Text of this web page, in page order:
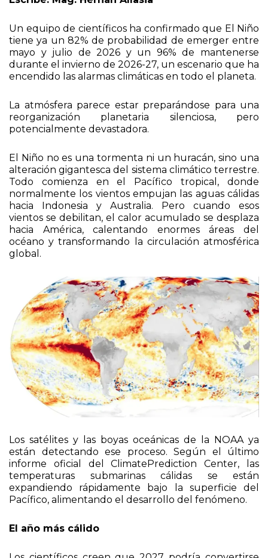
Un equipo de científicos ha confirmado que El Niño
tiene ya un 82% de probabilidad de emerger entre
mayo y julio de 2026 y un 96% de mantenerse
durante el invierno de 2026-27, un escenario que ha
encendido las alarmas climáticas en todo el planeta.
La atmósfera parece estar preparándose para una
reorganización planetaria silenciosa, pero
potencialmente devastadora.
El Niño no es una tormenta ni un huracán, sino una
alteración gigantesca del sistema climático terrestre.
Todo comienza en el Pacífico tropical, donde
normalmente los vientos empujan las aguas cálidas
hacia Indonesia y Australia. Pero cuando esos
vientos se debilitan, el calor acumulado se desplaza
hacia América, calentando enormes áreas del
océano y transformando la circulación atmosférica
global.
Los satélites y las boyas oceánicas de la NOAA ya
están detectando ese proceso. Según el último
informe oficial del ClimatePrediction Center, las
temperaturas submarinas cálidas se están
expandiendo rápidamente bajo la superficie del
Pacífico, alimentando el desarrollo del fenómeno.
El año más cálido